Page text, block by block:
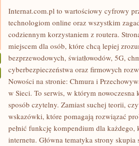
Internat.com.pl to wartościowy cyfrowy
technologiom online oraz wszystkim
codziennym korzystaniem z routera.
miejscem dla osób, które chcą lepiej
bezprzewodowych, światłowodów, 5G,
cyberbezpieczeństwa oraz firmowych
Nowości na stronie: Chmura i
w Sieci. To serwis, w którym nowoczesna
sposób czytelny. Zamiast suchej teorii,
wskazówki, które pomagają rozwiązać
pełnić funkcję kompendium dla
internetu. Główna tematyka strony